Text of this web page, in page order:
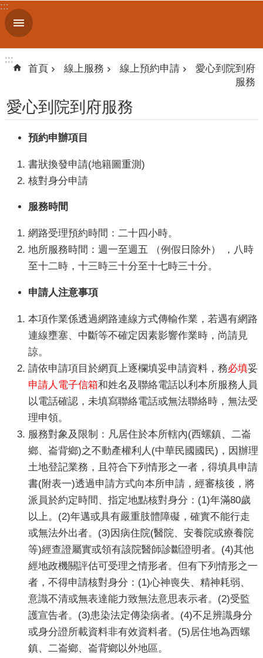
跳到主要內容區塊
進
階
尋
認
們
訊
公
線
務
民
業
:::
:::
:::
首頁 線上服務 線上預約申請
愛心到院到府
服務
愛心到院到府服務
預約申辦項目
書狀換發申請(地籍圖重測)
核對身分申請
服務時間
網路受理預約時間：二十四小時。
地所服務時間：週一至週五 （例假日除外） ，八時
至十二時，十三時三十分至十七時三十分。
申請人注意事項
本項作業係透過網路連線方式傳輸作業，若遇有網路
連線壅塞、中斷等不確定因素影響作業時，尚請見
諒。
請依申請項目於網頁上逐欄填妥申請資料，務必填妥
申請人電子信箱和姓名及聯絡電話以利本所服務人員
以電話確認，未填寫聯絡電話或無法聯絡時，無法受
理申領。
服務對象及限制：凡居住於本所轄內(西螺鎮、二崙
鄉、崙背鄉)之不動產權利人(中華民國國民)，因辦理
土地登記業務，且符合下列情形之一者，得填具申請
書(附表一)透過申請方式向本所申請，經審核後，將
派員於約定時間、指定地點核對身分：(1)年滿80歲
以上。(2)年邁或具有嚴重肢體障礙，確實不能行走
或無法外出者。(3)因病住院(醫院、安養院或療養院
等)經查證屬實或領有該院醫師診斷證明者。(4)其他
經地政機關評估可受理之情形者。但有下列情形之一
者，不得申請核對身分：(1)心神喪失、精神耗弱、
意識不清或無表達能力致無法意思表示者。(2)受監
護宣告者。(3)患染法定傳染病者。(4)不足辨識身分
或身分證所載資料非有效資料者。(5)居住地為西螺
鎮、二崙鄉、崙背鄉以外地區。